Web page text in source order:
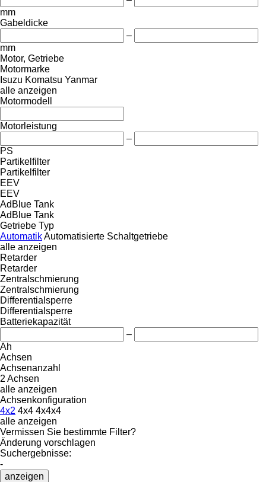
mm
Gabeldicke
–
mm
Motor, Getriebe
Motormarke
Isuzu Komatsu Yanmar
alle anzeigen
Motormodell
Motorleistung
–
PS
Partikelfilter
Partikelfilter
EEV
EEV
AdBlue Tank
AdBlue Tank
Getriebe Typ
AutomatikAutomatisierte Schaltgetriebe
alle anzeigen
Retarder
Retarder
Zentralschmierung
Zentralschmierung
Differentialsperre
Differentialsperre
Batteriekapazität
–
Ah
Achsen
Achsenanzahl
2 Achsen
alle anzeigen
Achsenkonfiguration
4x2 4x4 4x4x4
alle anzeigen
Vermissen Sie bestimmte Filter?
Änderung vorschlagen
Suchergebnisse:
-
anzeigen